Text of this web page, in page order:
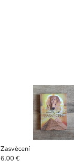
Zasvěcení
6.00 €